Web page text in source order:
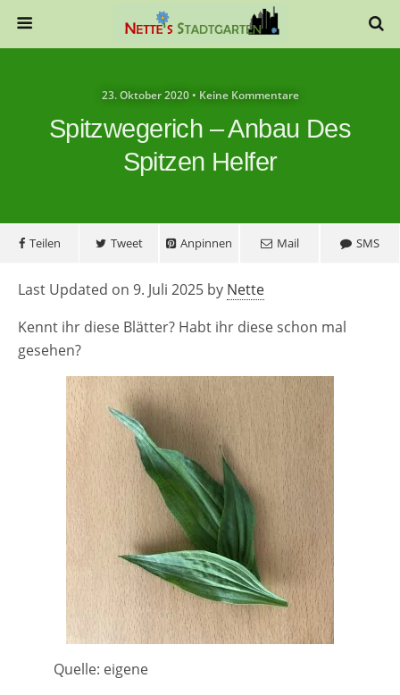
23. Oktober 2020 • Keine Kommentare
Spitzwegerich – Anbau Des
Spitzen Helfer
Teilen Tweet Anpinnen Mail SMS
Last Updated on 9. Juli 2025 by Nette
Kennt ihr diese Blätter? Habt ihr diese schon mal
gesehen?
Quelle: eigene